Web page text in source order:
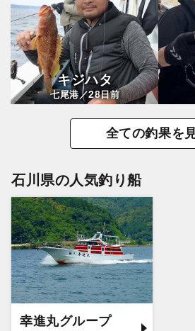
キジハタ
七尾港／28日前
全ての釣果を
石川県の人気釣り船
幸進丸グループ